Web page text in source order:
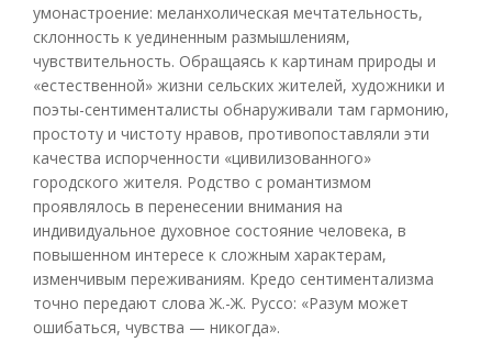
умонастроение: меланхолическая мечтательность,
склонность к уединенным размышлениям,
чувствительность. Обращаясь к картинам природы и
«естественной» жизни сельских жителей, художники и
поэты-сентименталисты обнаруживали там гармонию,
простоту и чистоту нравов, противопоставляли эти
качества испорченности «цивилизованного»
городского жителя. Родство с романтизмом
проявлялось в перенесении внимания на
индивидуальное духовное состояние человека, в
повышенном интересе к сложным характерам,
изменчивым переживаниям. Кредо сентиментализма
точно передают слова Ж.-Ж. Руссо: «Разум может
ошибаться, чувства — никогда».